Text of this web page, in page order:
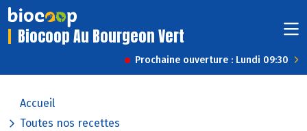
Biocoop Au Bourgeon Vert
Prochaine ouverture : Lundi 09:30
Accueil
Toutes nos recettes